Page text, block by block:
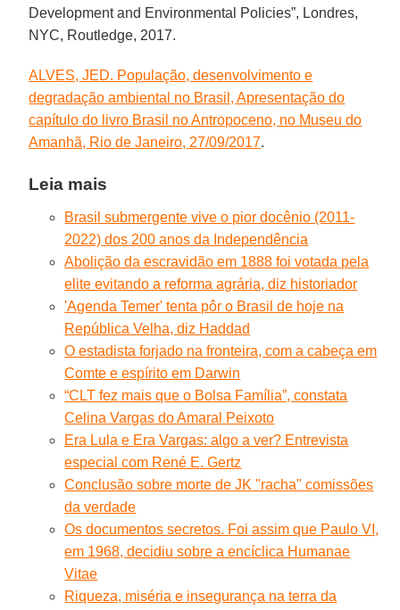
Development and Environmental Policies”, Londres,
NYC, Routledge, 2017.
ALVES, JED. População, desenvolvimento e
degradação ambiental no Brasil, Apresentação do
capítulo do livro Brasil no Antropoceno, no Museu do
Amanhã, Rio de Janeiro, 27/09/2017.
Leia mais
Brasil submergente vive o pior docênio (2011-
2022) dos 200 anos da Independência
Abolição da escravidão em 1888 foi votada pela
elite evitando a reforma agrária, diz historiador
'Agenda Temer' tenta pôr o Brasil de hoje na
República Velha, diz Haddad
O estadista forjado na fronteira, com a cabeça em
Comte e espírito em Darwin
“CLT fez mais que o Bolsa Família”, constata
Celina Vargas do Amaral Peixoto
Era Lula e Era Vargas: algo a ver? Entrevista
especial com René E. Gertz
Conclusão sobre morte de JK "racha" comissões
da verdade
Os documentos secretos. Foi assim que Paulo VI,
em 1968, decidiu sobre a encíclica Humanae
Vitae
Riqueza, miséria e insegurança na terra da